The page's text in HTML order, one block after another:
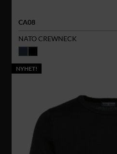
CA08
NATO CREWNECK
NYHET!